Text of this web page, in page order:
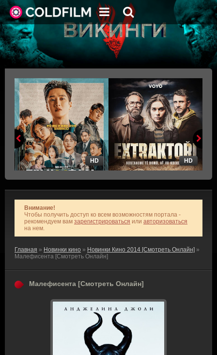
HD HD
Внимание!
Чтобы получить доступ ко всем возможностям портала -
рекомендуем вам зарегистрироваться или авторизоваться
на нем.
Главная » Новинки кино » Новинки Кино 2014 [Смотреть Онлайн] »
Малефисента [Смотреть Онлайн]
Малефисента [Смотреть Онлайн]